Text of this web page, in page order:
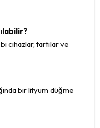
cihazlar, tartılar ve
bir lityum düğme